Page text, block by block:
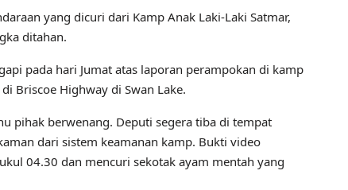
yang dicuri dari Kamp Anak Laki-Laki Satmar,
ditahan.
pada hari Jumat atas laporan perampokan di kamp
Briscoe Highway di Swan Lake.
pihak berwenang. Deputi segera tiba di tempat
dari sistem keamanan kamp. Bukti video
04.30 dan mencuri sekotak ayam mentah yang